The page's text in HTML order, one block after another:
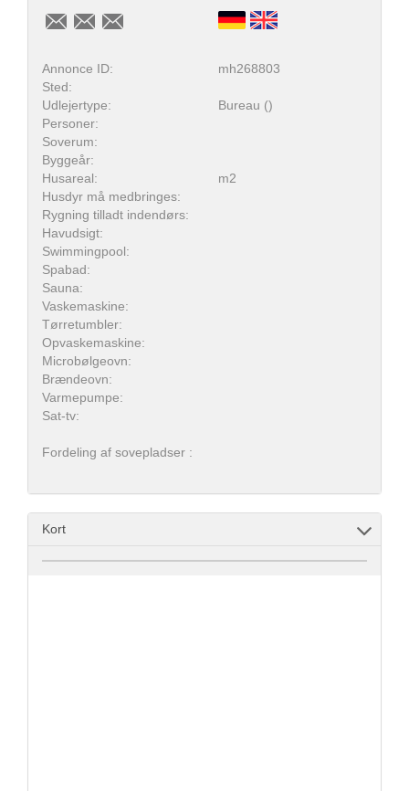
Annonce ID:
mh268803
Sted:
Udlejertype:
Bureau ()
Personer:
Soverum:
Byggeår:
Husareal:
m2
Husdyr må medbringes:
Rygning tilladt indendørs:
Havudsigt:
Swimmingpool:
Spabad:
Sauna:
Vaskemaskine:
Tørretumbler:
Opvaskemaskine:
Microbølgeovn:
Brændeovn:
Varmepumpe:
Sat-tv:
Fordeling af sovepladser :
Kort